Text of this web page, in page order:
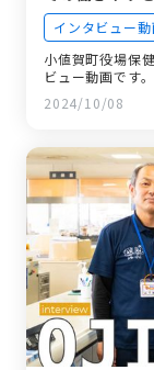
インタビュー
小値賀町役場保
ビュー動画です
2024/10/08